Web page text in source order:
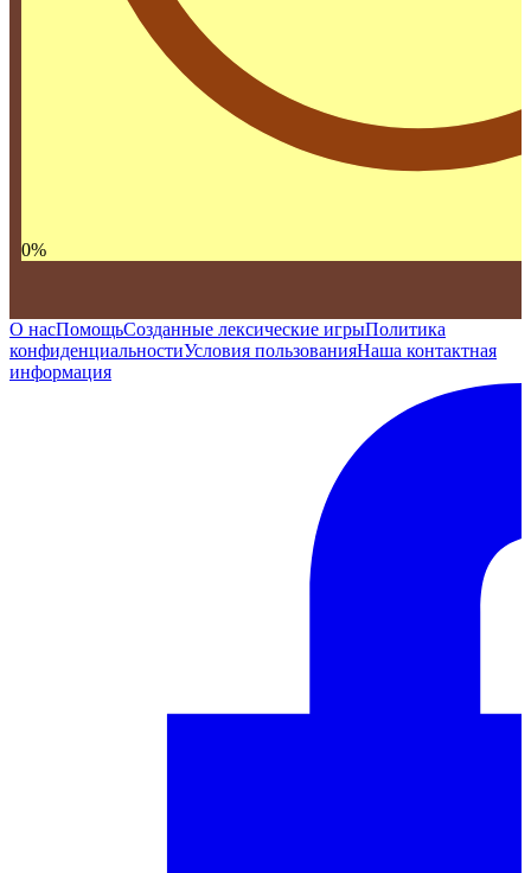
0%
О насПомощьСозданные лексические игрыПолитика
конфиденциальностиУсловия пользованияНаша контактная
информация